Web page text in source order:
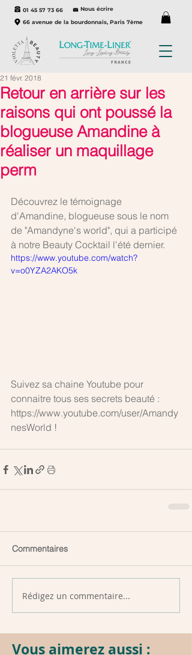
01 45 57 73 66 Nous écrire
66 avenue de la bourdonnais, Paris 7ème
Retour en arrière sur les
raisons qui ont poussé la
blogueuse Amandine à
réaliser un maquillage
perm
21 févr. 2018
Découvrez le témoignage
d'Amandine, blogueuse sous le nom
de "Amandyne's world", qui a participé
à notre Beauty Cocktail l'été dernier.
https://www.youtube.com/watch?
v=o0YZA2AKO5k
Suivez sa chaine Youtube pour
connaitre tous ses secrets beauté :
https://www.youtube.com/user/Amandy
nesWorld !
Commentaires
Rédigez un commentaire...
Vous aimerez aussi :